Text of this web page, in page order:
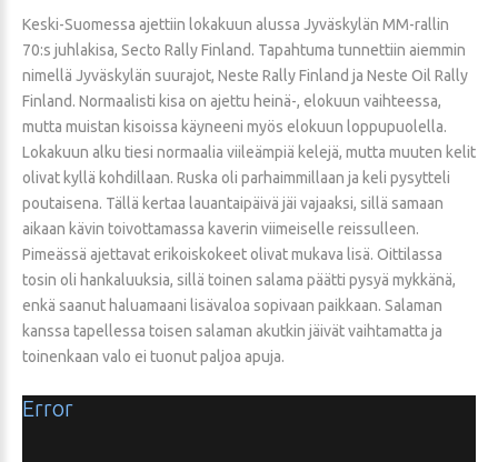
Keski-Suomessa ajettiin lokakuun alussa Jyväskylän MM-rallin
70:s juhlakisa, Secto Rally Finland. Tapahtuma tunnettiin aiemmin
nimellä Jyväskylän suurajot, Neste Rally Finland ja Neste Oil Rally
Finland. Normaalisti kisa on ajettu heinä-, elokuun vaihteessa,
mutta muistan kisoissa käyneeni myös elokuun loppupuolella.
Lokakuun alku tiesi normaalia viileämpiä kelejä, mutta muuten kelit
olivat kyllä kohdillaan. Ruska oli parhaimmillaan ja keli pysytteli
poutaisena. Tällä kertaa lauantaipäivä jäi vajaaksi, sillä samaan
aikaan kävin toivottamassa kaverin viimeiselle reissulleen.
Pimeässä ajettavat erikoiskokeet olivat mukava lisä. Oittilassa
tosin oli hankaluuksia, sillä toinen salama päätti pysyä mykkänä,
enkä saanut haluamaani lisävaloa sopivaan paikkaan. Salaman
kanssa tapellessa toisen salaman akutkin jäivät vaihtamatta ja
toinenkaan valo ei tuonut paljoa apuja.
Error